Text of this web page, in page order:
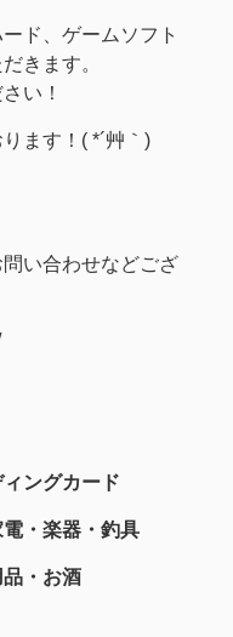
ド、ゲームソフト
きます。
い！
ます！( *´艸｀)
い合わせなどござ
ングカード
・楽器・釣具
・お酒